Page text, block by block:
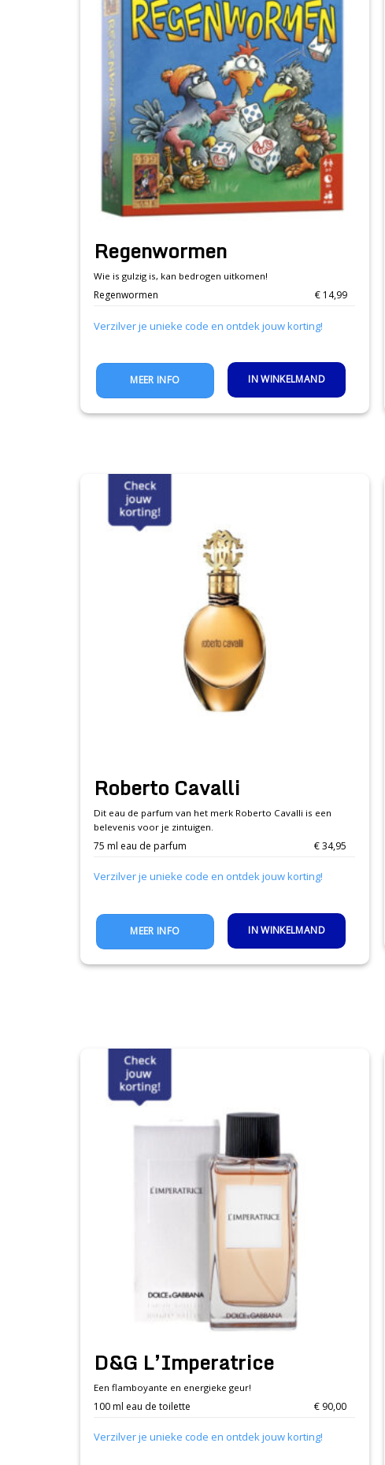
Regenwormen
Wie is gulzig is, kan bedrogen uitkomen!
Regenwormen € 14,99
Verzilver je unieke code en ontdek jouw korting!
IN WINKELMAND
MEER INFO
Roberto Cavalli
Dit eau de parfum van het merk Roberto Cavalli is een
belevenis voor je zintuigen.
75 ml eau de parfum € 34,95
Verzilver je unieke code en ontdek jouw korting!
IN WINKELMAND
MEER INFO
D&G L’Imperatrice
Een flamboyante en energieke geur!
100 ml eau de toilette € 90,00
Verzilver je unieke code en ontdek jouw korting!